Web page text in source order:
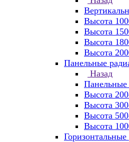
Высота
Высота
Высота
Высота
Панельные
Назад
Панельные
Высота
Высота
Высота
Высота